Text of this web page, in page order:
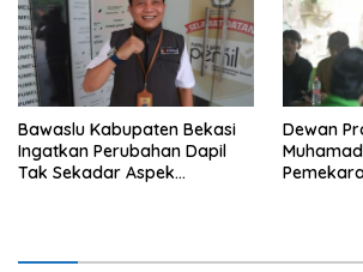
Bawaslu Kabupaten Bekasi
Ingatkan Perubahan Dapil
Tak Sekadar Aspek
Dewan